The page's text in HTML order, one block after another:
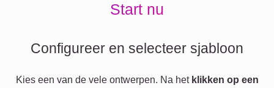
Start nu
Configureer en selecteer sjabloon
Kies een van de vele ontwerpen. Na het klikken op een